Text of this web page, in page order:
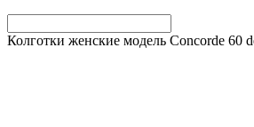
Колготки женские модель Concorde 60